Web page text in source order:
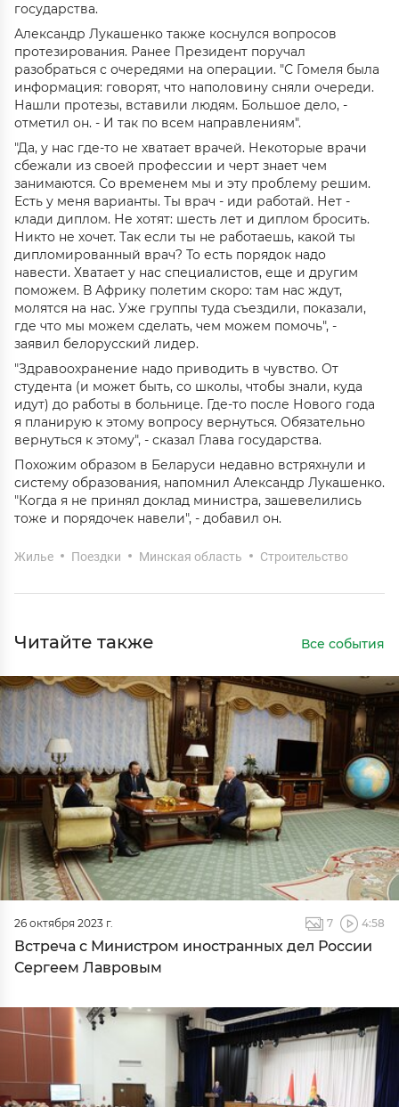
государства.
Александр Лукашенко также коснулся вопросов
протезирования. Ранее Президент поручал
разобраться с очередями на операции. "С Гомеля была
информация: говорят, что наполовину сняли очереди.
Нашли протезы, вставили людям. Большое дело, -
отметил он. - И так по всем направлениям".
"Да, у нас где-то не хватает врачей. Некоторые врачи
сбежали из своей профессии и черт знает чем
занимаются. Со временем мы и эту проблему решим.
Есть у меня варианты. Ты врач - иди работай. Нет -
клади диплом. Не хотят: шесть лет и диплом бросить.
Никто не хочет. Так если ты не работаешь, какой ты
дипломированный врач? То есть порядок надо
навести. Хватает у нас специалистов, еще и другим
поможем. В Африку полетим скоро: там нас ждут,
молятся на нас. Уже группы туда съездили, показали,
где что мы можем сделать, чем можем помочь", -
заявил белорусский лидер.
"Здравоохранение надо приводить в чувство. От
студента (и может быть, со школы, чтобы знали, куда
идут) до работы в больнице. Где-то после Нового года
я планирую к этому вопросу вернуться. Обязательно
вернуться к этому", - сказал Глава государства.
Похожим образом в Беларуси недавно встряхнули и
систему образования, напомнил Александр Лукашенко.
"Когда я не принял доклад министра, зашевелились
тоже и порядочек навели", - добавил он.
Жилье Поездки Минская область Строительство
Читайте также Все события
26 октября 2023 г. 7 4:58
Встреча с Министром иностранных дел России
Сергеем Лавровым